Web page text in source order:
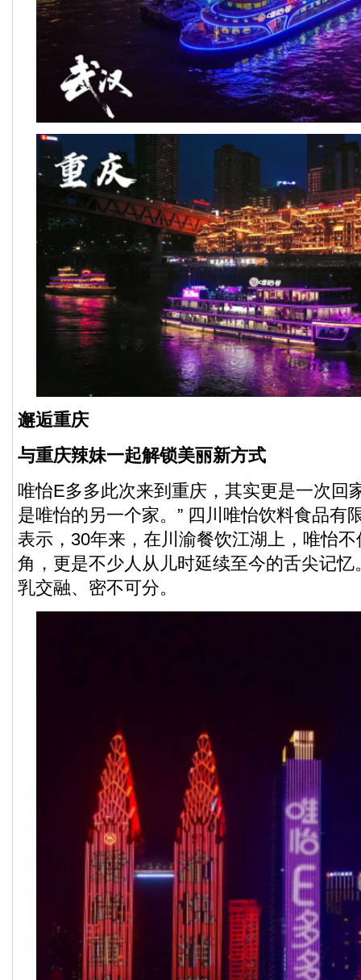
邂逅重庆
与重庆辣妹一起解锁美丽新方式
唯怡E多多此次来到重庆，其实更是一次回
是唯怡的另一个家。” 四川唯怡饮料食品有
表示，30年来，在川渝餐饮江湖上，唯怡
角，更是不少人从儿时延续至今的舌尖记
乳交融、密不可分。